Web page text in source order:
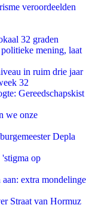
veroordeelden
32 graden
politieke mening, laat
in ruim drie jaar
32
Gereedschapskist
we onze
Depla
op
extra mondelinge
Straat van Hormuz